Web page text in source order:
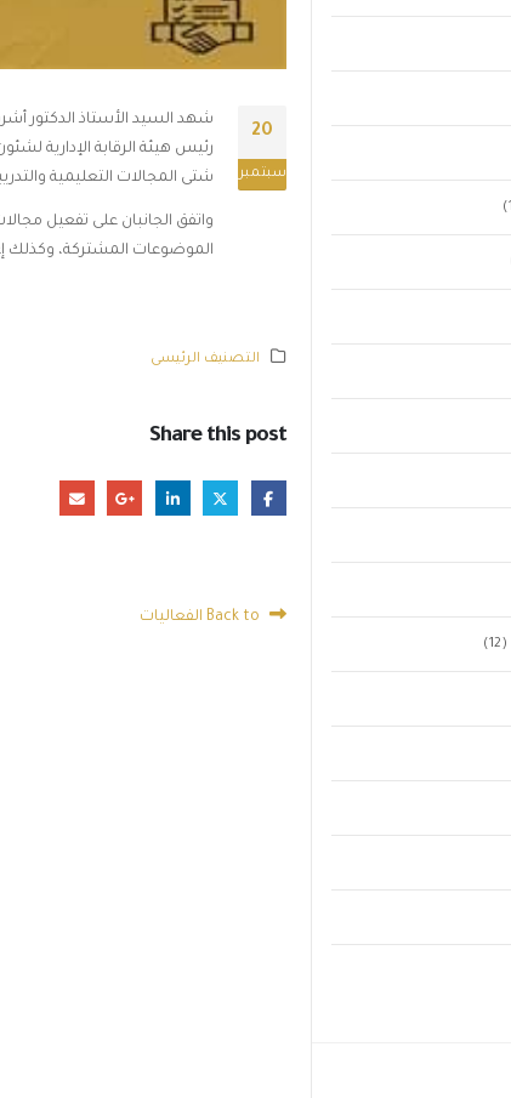
20
سبتمبر
شهد السيد الأستاذ الدكتور
رئيس هيئة الرقابة الإدارية
شتى المجالات التعليمية
واتفق الجانبان على تفعيل
الموضوعات المشتركة، وكذلك
التصنيف الرئيسى
Share this post
(12)